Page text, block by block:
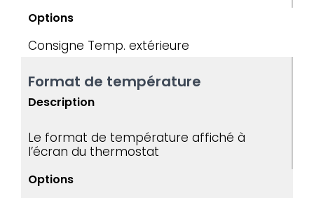
Options
Consigne Temp. extérieure
Format de température
Description
Le format de température affiché à
l’écran du thermostat
Options